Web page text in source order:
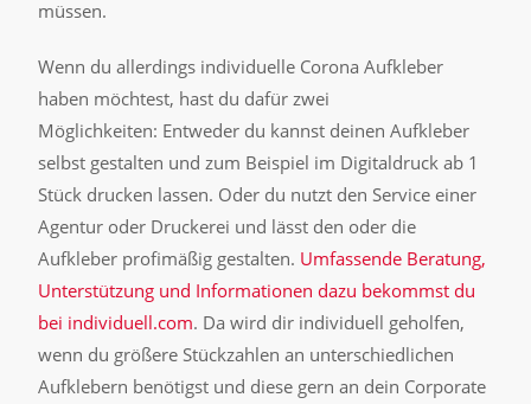
müssen.
Wenn du allerdings individuelle Corona Aufkleber
haben möchtest, hast du dafür zwei
Möglichkeiten: Entweder du kannst deinen Aufkleber
selbst gestalten und zum Beispiel im Digitaldruck ab 1
Stück drucken lassen. Oder du nutzt den Service einer
Agentur oder Druckerei und lässt den oder die
Aufkleber profimäßig gestalten. Umfassende Beratung,
Unterstützung und Informationen dazu bekommst du
bei individuell.com. Da wird dir individuell geholfen,
wenn du größere Stückzahlen an unterschiedlichen
Aufklebern benötigst und diese gern an dein Corporate